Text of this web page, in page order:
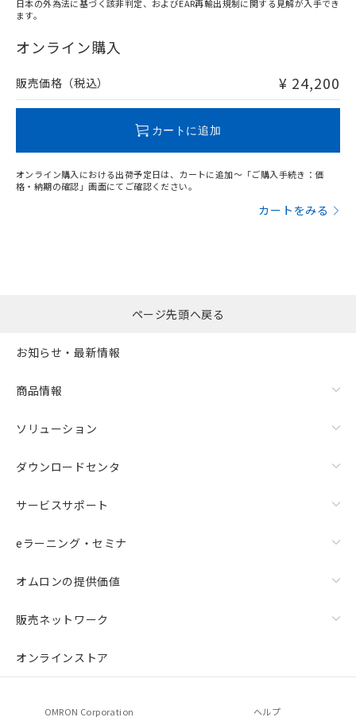
l: 16mm以上、φd: 120mm以上、D: 16mm以上、m: 60mm
在庫等で未対応品が混在する可能性があります。
問い合わせください。
日本の外為法に基づく該非判定、およびEAR再輸出規制に関する見解が入手でき
ます。
オンライン購入
販売価格（税込） ¥ 24,200
カートに追加
オンライン購入における出荷予定日は、カートに追加～「ご購入手続き：価
格・納期の確認」画面にてご確認ください。
カートをみる
ページ先頭へ戻る
お知らせ・最新情報
商品情報
ソリューション
ダウンロードセンタ
サービスサポート
eラーニング・セミナ
オムロンの提供価値
販売ネットワーク
オンラインストア
OMRON Corporation ヘルプ